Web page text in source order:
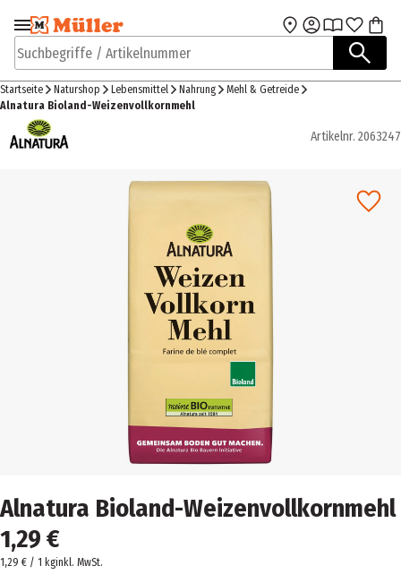
Zur Navigation
springen
Zum Hauptinhalt
Suchbegriffe / Artikelnummer
Startseite Naturshop Lebensmittel Nahrung
Mehl & Getreide
Alnatura Bioland-Weizenvollkornmehl
Artikelnr. 2063247
Alnatura Bioland-Weizenvollkornmehl
1,29 €
1,29 € / 1 kginkl. MwSt.